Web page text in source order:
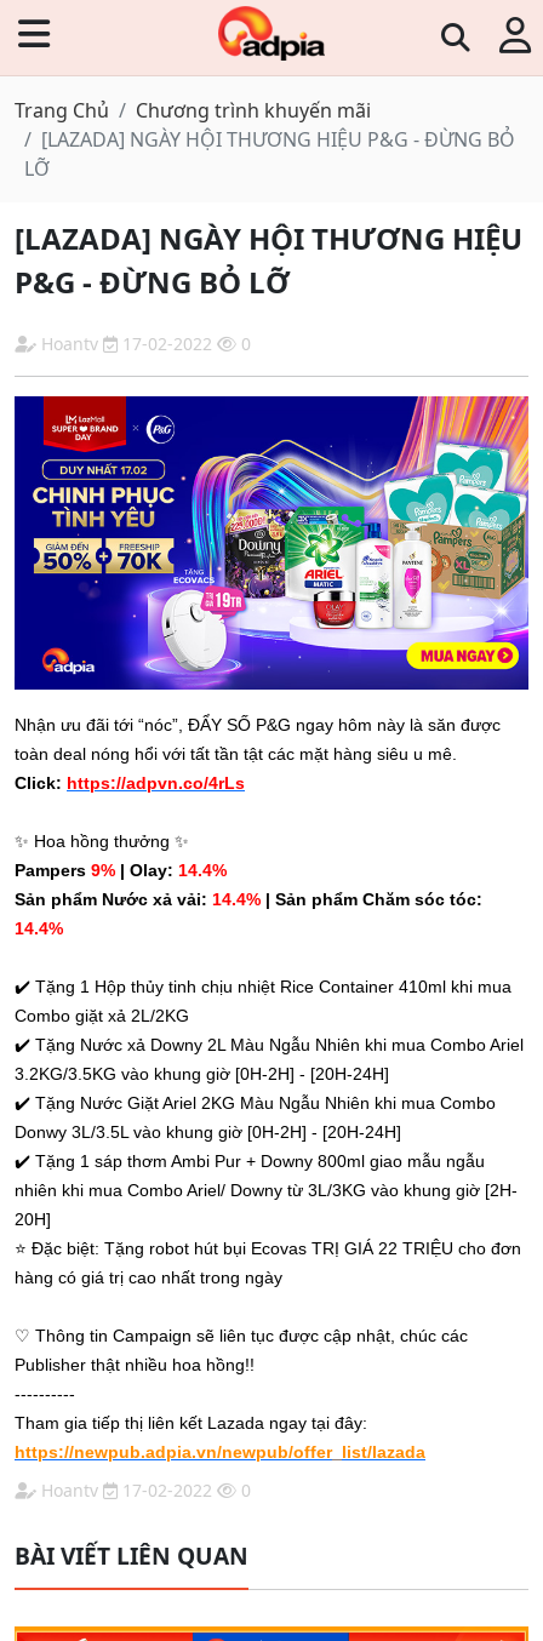
Trang Chủ
Chương trình khuyến mãi
[LAZADA] NGÀY HỘI THƯƠNG HIỆU P&G - ĐỪNG BỎ
LỠ
[LAZADA] NGÀY HỘI THƯƠNG HIỆU
P&G - ĐỪNG BỎ LỠ
Hoantv 17-02-2022 0
Nhận ưu đãi tới “nóc”, ĐẨY SỐ P&G ngay hôm này là săn được
toàn deal nóng hổi với tất tần tật các mặt hàng siêu u mê.
Click: https://adpvn.co/4rLs
✨ Hoa hồng thưởng ✨
Pampers 9% | Olay: 14.4%
Sản phẩm Nước xả vải: 14.4% | Sản phẩm Chăm sóc tóc:
14.4%
✔️ Tặng 1 Hộp thủy tinh chịu nhiệt Rice Container 410ml khi mua
Combo giặt xả 2L/2KG
✔️ Tặng Nước xả Downy 2L Màu Ngẫu Nhiên khi mua Combo Ariel
3.2KG/3.5KG vào khung giờ [0H-2H] - [20H-24H]
✔️ Tặng Nước Giặt Ariel 2KG Màu Ngẫu Nhiên khi mua Combo
Donwy 3L/3.5L vào khung giờ [0H-2H] - [20H-24H]
✔️ Tặng 1 sáp thơm Ambi Pur + Downy 800ml giao mẫu ngẫu
nhiên khi mua Combo Ariel/ Downy từ 3L/3KG vào khung giờ [2H-
20H]
⭐️ Đặc biệt: Tặng robot hút bụi Ecovas TRỊ GIÁ 22 TRIỆU cho đơn
hàng có giá trị cao nhất trong ngày
♡ Thông tin Campaign sẽ liên tục được cập nhật, chúc các
Publisher thật nhiều hoa hồng!!
----------
Tham gia tiếp thị liên kết Lazada ngay tại đây:
https://newpub.adpia.vn/newpub/offer_list/lazada
Hoantv 17-02-2022 0
BÀI VIẾT LIÊN QUAN